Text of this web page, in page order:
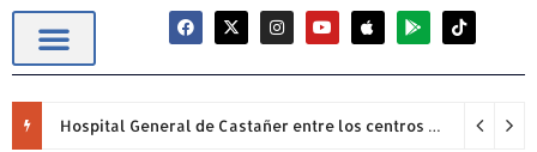
Hospital General de Castañer entre los centros de salud comunitarios con mejor desempeño clínico de Estados Unidos